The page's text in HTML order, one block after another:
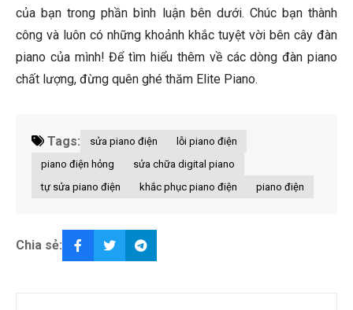
của bạn trong phần bình luận bên dưới. Chúc bạn thành
công và luôn có những khoảnh khắc tuyệt vời bên cây đàn
piano của mình! Để tìm hiểu thêm về các dòng đàn piano
chất lượng, đừng quên ghé thăm Elite Piano.
Tags: sửa piano điện
lỗi piano điện
piano điện hỏng
sửa chữa digital piano
tự sửa piano điện
khắc phục piano điện piano điện
Chia sẻ: